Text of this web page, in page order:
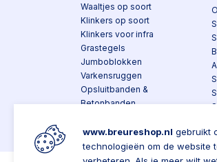
Waaltjes op soort
Klinkers op soort
Klinkers voor infra
Grastegels
Jumboblokken
Varkensruggen
Opsluitbanden &
Betonbanden
Bochtbanden en
hoekstukken
Over Breure
www.breureshop.nl gebruikt
technologieën om de website